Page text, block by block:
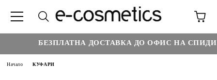
БЕЗПЛАТНА ДОСТАВКА ДО ОФИС НА СПИДИ
Начало КУФАРИ